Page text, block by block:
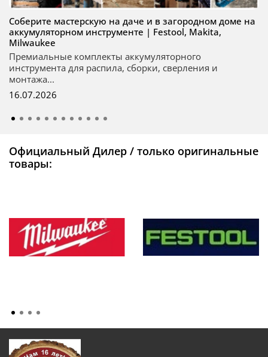
Соберите мастерскую на даче и в загородном доме на
аккумуляторном инструменте | Festool, Makita,
Milwaukee
Премиальные комплекты аккумуляторного
инструмента для распила, сборки, сверления и
монтажа...
16.07.2026
Официальный Дилер / только оригинальные
товары: